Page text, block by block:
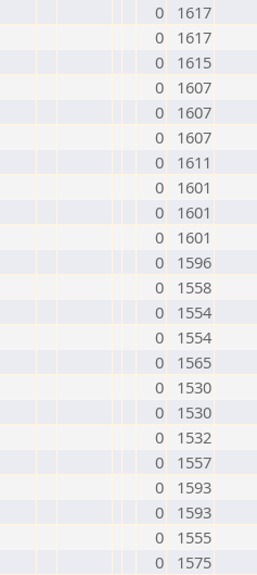
0
1617
0
1617
0
1615
0
1607
0
1607
0
1607
0
1611
0
1601
0
1601
0
1601
0
1596
0
1558
0
1554
0
1554
0
1565
0
1530
0
1530
0
1532
0
1557
0
1593
0
1593
0
1555
0
1575